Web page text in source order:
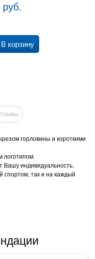
руб.
В корзину
горловины и короткими
Вашу индивидуальность.
спортом, так и на каждый